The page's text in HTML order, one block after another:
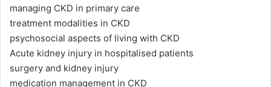
managing CKD in primary care
treatment modalities in CKD
psychosocial aspects of living with CKD
Acute kidney injury in hospitalised patients
surgery and kidney injury
medication management in CKD